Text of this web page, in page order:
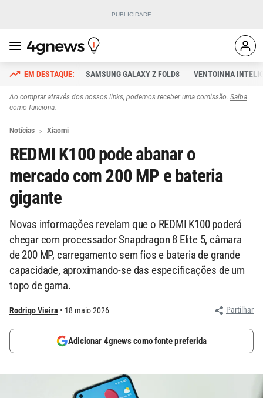
SAMSUNG GALAXY Z FOLD8 VENTOINHA
Ao comprar através dos nossos links, podemos receber uma comissão. Saiba
como funciona.
Notícias Xiaomi
REDMI K100 pode abanar o
mercado com 200 MP e bateria
gigante
Novas informações revelam que o REDMI K100 poderá
chegar com processador Snapdragon 8 Elite 5, câmara
de 200 MP, carregamento sem fios e bateria de grande
capacidade, aproximando-se das especificações de um
topo de gama.
Rodrigo Vieira 18 maio 2026 Partilhar
Adicionar 4gnews como fonte preferida